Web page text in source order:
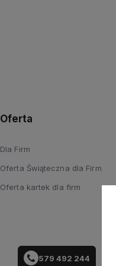
579 492 244
Oferta
Dla Firm
Oferta Świąteczna dla Firm
Oferta kartek dla firm